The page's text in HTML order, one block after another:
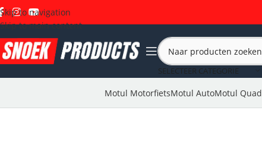
Skip to navigation
Skip to main content
SELECTEER CATEGORIE
Motul MotorfietsMotul AutoMotul Quad